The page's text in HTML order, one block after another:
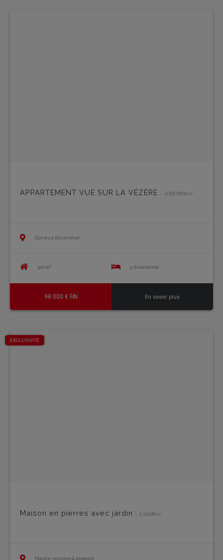
APPARTEMENT VUE SUR LA VÉZÈRE - U5678iacc
Corrèze (Uzerche)
120 m² 3 chambre(s)
98 000 € FAI En savoir plus
EXCLUSIVITÉ
Maison en pierres avec jardin - LI208cc
Haute-vienne (Limoges)